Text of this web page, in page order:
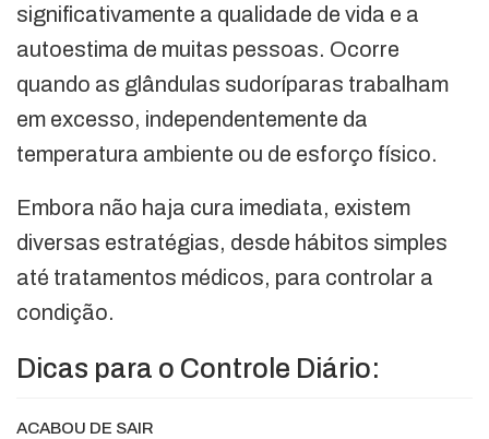
significativamente a qualidade de vida e a
autoestima de muitas pessoas. Ocorre
quando as glândulas sudoríparas trabalham
em excesso, independentemente da
temperatura ambiente ou de esforço físico.
Embora não haja cura imediata, existem
diversas estratégias, desde hábitos simples
até tratamentos médicos, para controlar a
condição.
Dicas para o Controle Diário:
ACABOU DE SAIR